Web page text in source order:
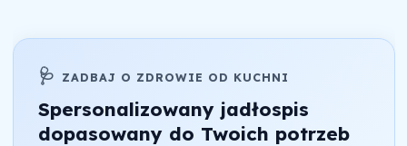
🩺 ZADBAJ O ZDROWIE OD KUCHNI
Spersonalizowany jadłospis
dopasowany do Twoich potrzeb